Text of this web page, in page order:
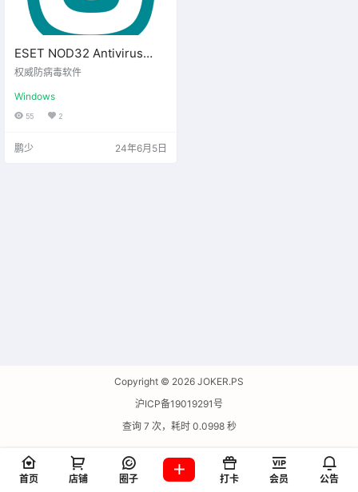
ESET NOD32 Antivirus
v17.1.13中文版
权威防病毒软件
Windows
55 2
鹏少 24年6月5日
Copyright © 2026 JOKER.PS
沪ICP备19019291号
查询 7 次，耗时 0.0998 秒
首页 店铺 圈子 打卡 会员 公告